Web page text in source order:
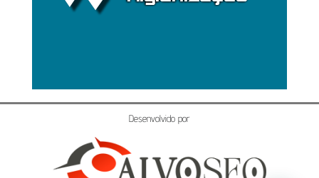
Desenvolvido por